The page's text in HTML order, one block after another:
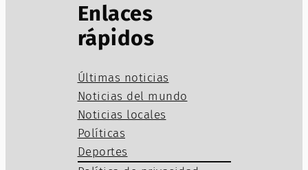
Enlaces
rápidos
Últimas noticias
Noticias del mundo
Noticias locales
Políticas
Deportes